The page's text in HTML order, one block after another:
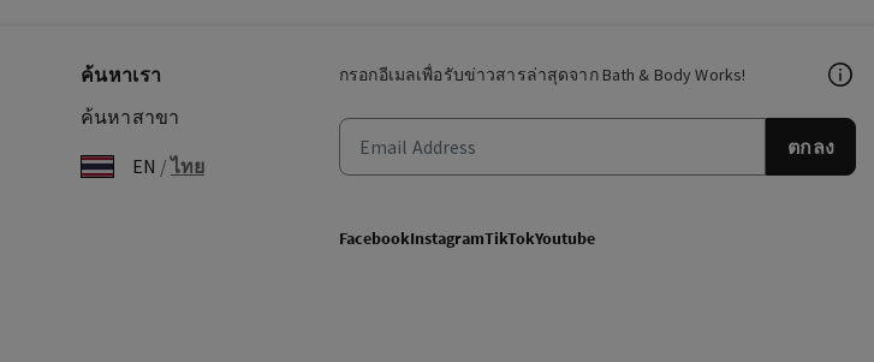
กรอกอีเมลเพื่อรับข่าวสารล่าสุดจาก Bath & Body Works!
ตกลง
FacebookInstagramTikTokYoutube
ค้นหาเรา
ค้นหาสาขา
EN /ไทย